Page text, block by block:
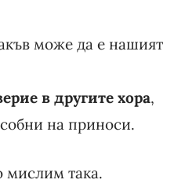
може да е нашият
в другите хора,
на приноси.
мислим така.